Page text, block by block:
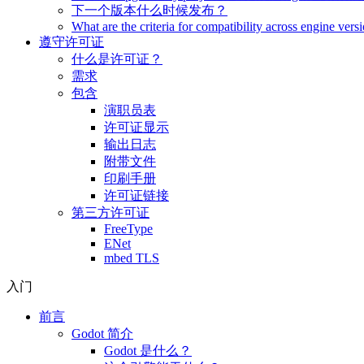
下一个版本什么时候发布？
What are the criteria for compatibility across engine
遵守许可证
什么是许可证？
需求
包含
演职员表
许可证显示
输出日志
附带文件
印刷手册
许可证链接
第三方许可证
FreeType
ENet
mbed TLS
入门
前言
Godot 简介
Godot 是什么？